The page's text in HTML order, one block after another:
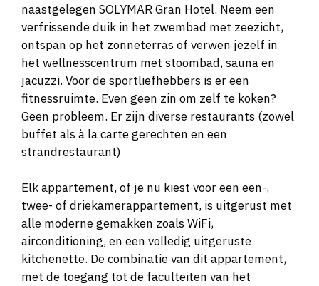
naastgelegen SOLYMAR Gran Hotel. Neem een
verfrissende duik in het zwembad met zeezicht,
ontspan op het zonneterras of verwen jezelf in
het wellnesscentrum met stoombad, sauna en
jacuzzi. Voor de sportliefhebbers is er een
fitnessruimte. Even geen zin om zelf te koken?
Geen probleem. Er zijn diverse restaurants (zowel
buffet als à la carte gerechten en een
strandrestaurant)
Elk appartement, of je nu kiest voor een een-,
twee- of driekamerappartement, is uitgerust met
alle moderne gemakken zoals WiFi,
airconditioning, en een volledig uitgeruste
kitchenette. De combinatie van dit appartement,
met de toegang tot de faculteiten van het